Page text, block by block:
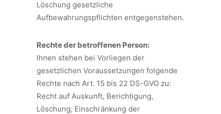
Löschung gesetzliche
Aufbewahrungspflichten entgegenstehen.
Rechte der betroffenen Person:
Ihnen stehen bei Vorliegen der
gesetzlichen Voraussetzungen folgende
Rechte nach Art. 15 bis 22 DS-GVO zu:
Recht auf Auskunft, Berichtigung,
Löschung, Einschränkung der